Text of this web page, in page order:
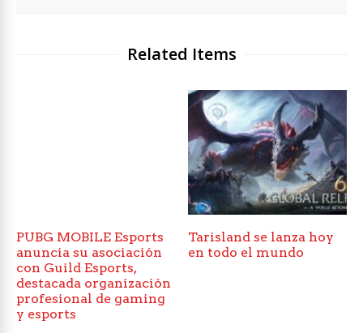
Related Items
PUBG MOBILE Esports
anuncia su asociación
con Guild Esports,
destacada organización
profesional de gaming
y esports
Tarisland se lanza hoy
en todo el mundo